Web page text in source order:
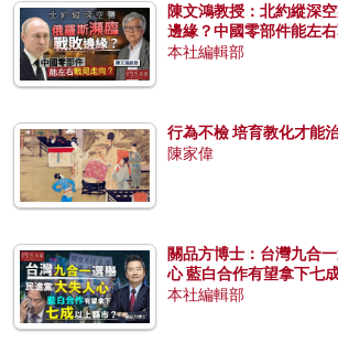
陳文鴻教授：北約縱深
邊緣？中國零部件能左
本社編輯部
行為不檢 培育教化才能
陳家偉
關品方博士：台灣九合
心 藍白合作有望拿下七
本社編輯部